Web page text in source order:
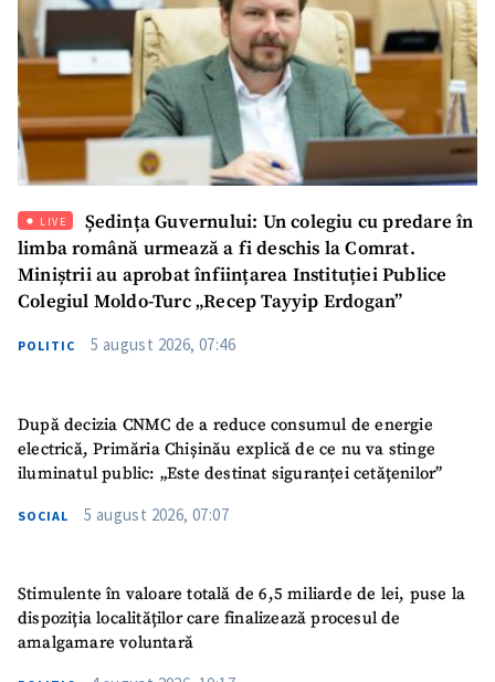
SUSȚINE
LIVE
Ședința Guvernului: Un colegiu cu predare în
limba română urmează a fi deschis la Comrat.
Miniștrii au aprobat înființarea Instituției Publice
Colegiul Moldo-Turc „Recep Tayyip Erdogan”
POLITIC 5 august 2026, 07:46
După decizia CNMC de a reduce consumul de energie
electrică, Primăria Chișinău explică de ce nu va stinge
iluminatul public: „Este destinat siguranței cetățenilor”
SOCIAL 5 august 2026, 07:07
Stimulente în valoare totală de 6,5 miliarde de lei, puse la
dispoziția localităților care finalizează procesul de
amalgamare voluntară